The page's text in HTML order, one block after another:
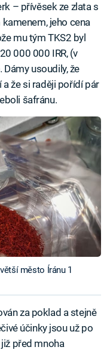
– přívěsek ze zlata s
jeho cena
mu tým TKS2 byl
000 000 IRR, (v
usoudily, že
že si raději pořídí pár
šafránu.
město Íránu 1
za poklad a stejně
účinky jsou už po
před mnoha